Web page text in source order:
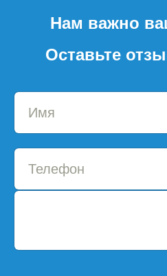
Нам важно
Оставьте